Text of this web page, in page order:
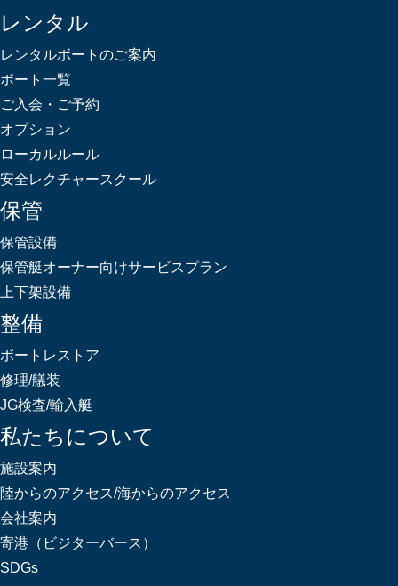
レンタル
レンタルボートのご案内
ボート一覧
ご入会・ご予約
オプション
ローカルルール
安全レクチャースクール
保管
保管設備
保管艇オーナー向けサービスプラン
上下架設備
整備
ボートレストア
修理/艤装
JG検査/輸入艇
私たちについて
施設案内
陸からのアクセス/海からのアクセス
会社案内
寄港（ビジターバース）
SDGs